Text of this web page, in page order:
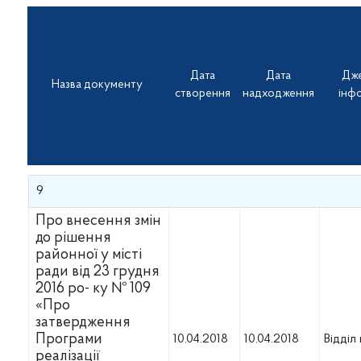
Назва документу
Дата
створення
Дата
надходження
Назва документу
Дата
Дата
9
Про внесення змін
до рішення
районної у місті
ради від 23 грудня
2016 ро- ку № 109
«Про
затвердження
Програми
реалізації
10.04.2018 10.04.2018